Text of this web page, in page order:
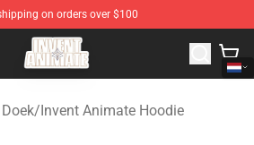
on orders over $100
- Official Invent Animate
/Invent Animate Hoodie